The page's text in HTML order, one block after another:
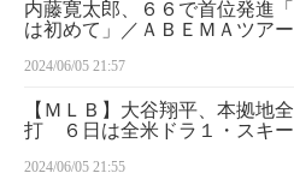
内藤寛太郎、６６で首位発進
は初めて」／ＡＢＥＭＡツアー
2024/06/05 21:57
【ＭＬＢ】大谷翔平、本拠地
打 ６日は全米ドラ１・スキ
2024/06/05 21:55